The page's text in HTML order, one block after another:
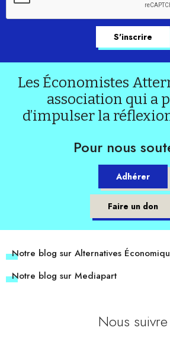
Les Économistes
association qui a
d’impulser la
Pour nous
Adhérer
Faire un don
Notre blog sur Alternatives
Notre blog sur Mediapart
Nous suivre